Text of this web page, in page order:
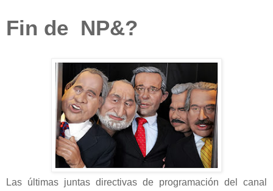
Fin de NP&?
Las últimas juntas directivas de programación del canal